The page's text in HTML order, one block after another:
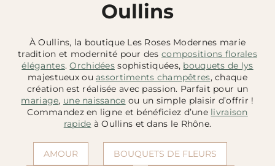
Oullins
À Oullins, la boutique Les Roses Modernes marie
tradition et modernité pour descompositions florales
élégantes.Orchidéessophistiquées, bouquets de lys
majestueux ouassortiments champêtres, chaque
création est réalisée avec passion. Parfait pour un
mariage, une naissance ou un simple plaisir d’offrir !
Commandez en ligne et bénéficiez d’une livraison
rapide à Oullins et dans le Rhône.
AMOUR BOUQUETS DE FLEURS